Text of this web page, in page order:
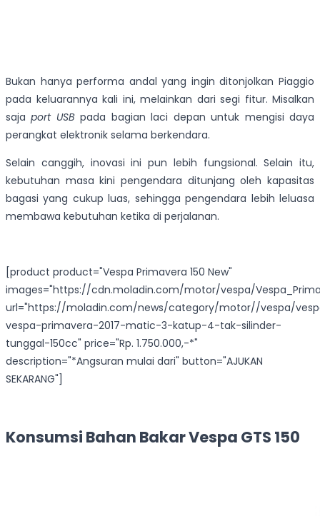
Bukan hanya performa andal yang ingin ditonjolkan Piaggio
pada keluarannya kali ini, melainkan dari segi fitur. Misalkan
sajaport USBpada bagian laci depan untuk mengisi daya
perangkat elektronik selama berkendara.
Selain canggih, inovasi ini pun lebih fungsional. Selain itu,
kebutuhan masa kini pengendara ditunjang oleh kapasitas
bagasi yang cukup luas, sehingga pengendara lebih leluasa
membawa kebutuhan ketika di perjalanan.
[product product="Vespa Primavera 150 New"
images="https://cdn.moladin.com/motor/vespa/
url="https://moladin.com/news/category/motor//vespa/
vespa-primavera-2017-matic-3-katup-4-tak-silinder-
tunggal-150cc" price="Rp. 1.750.000,-*"
description="*Angsuran mulai dari" button="AJUKAN
SEKARANG"]
Konsumsi Bahan Bakar Vespa GTS 150